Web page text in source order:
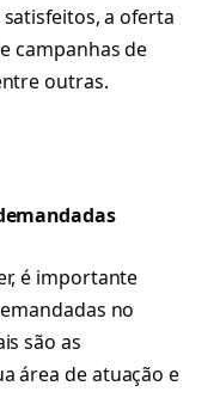
a oferta
campanhas de
outras.
é importante
no
são as
área de atuação e